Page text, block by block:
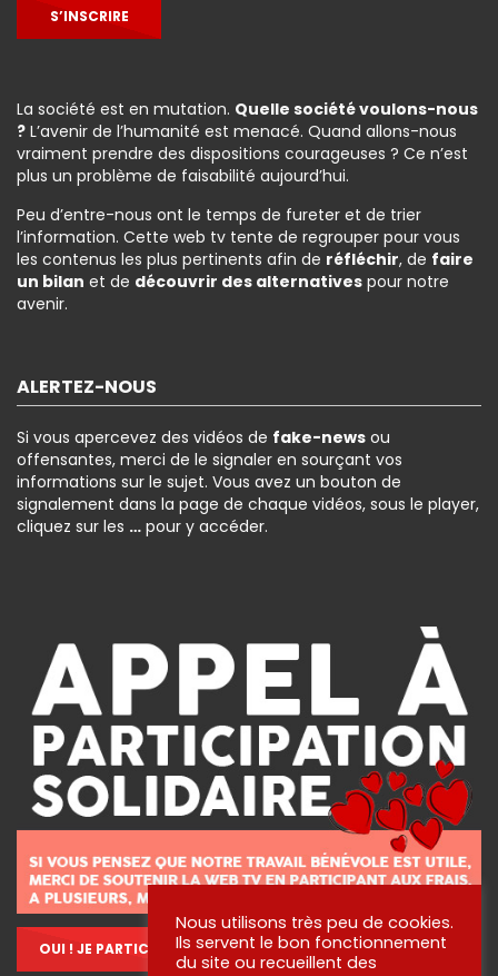
S’INSCRIRE
La société est en mutation. Quelle société voulons-nous
? L’avenir de l’humanité est menacé. Quand allons-nous
vraiment prendre des dispositions courageuses ? Ce n’est
plus un problème de faisabilité aujourd’hui.
Peu d’entre-nous ont le temps de fureter et de trier
l’information. Cette web tv tente de regrouper pour vous
les contenus les plus pertinents afin de réfléchir, de faire
un bilan et de découvrir des alternatives pour notre
avenir.
ALERTEZ-NOUS
Si vous apercevez des vidéos de fake-news ou
offensantes, merci de le signaler en sourçant vos
informations sur le sujet. Vous avez un bouton de
signalement dans la page de chaque vidéos, sous le player,
cliquez sur les … pour y accéder.
OUI ! JE PARTICIPE !
Nous utilisons très peu de cookies.
Ils servent le bon fonctionnement
du site ou recueillent des